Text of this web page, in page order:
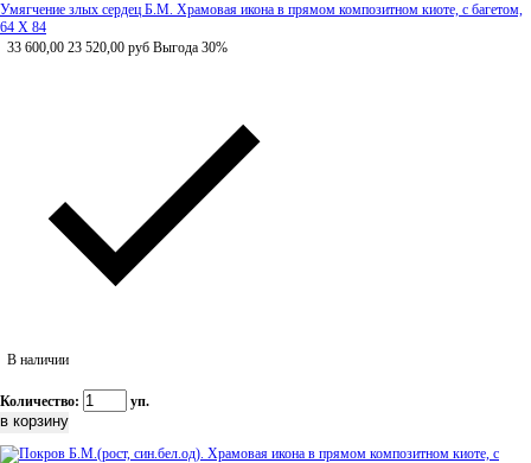
Умягчение злых сердец Б.М. Храмовая икона в прямом композитном киоте, с багетом,
64 Х 84
33 600,00 23 520,00 руб Выгода 30%
В наличии
Количество: уп.